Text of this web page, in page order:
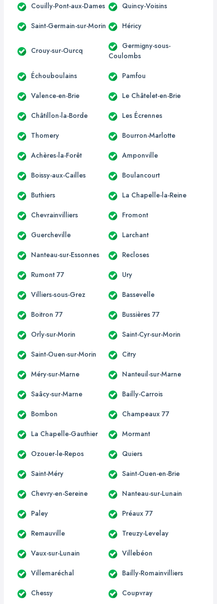
Couilly-Pont-aux-Dames Quincy-Voisins
Saint-Germain-sur-Morin Héricy
Crouy-sur-Ourcq
Germigny-sous-
Coulombs
Échouboulains Pamfou
Valence-en-Brie Le Châtelet-en-Brie
Châtillon-la-Borde Les Écrennes
Thomery Bourron-Marlotte
Achères-la-Forêt Amponville
Boissy-aux-Cailles Boulancourt
Buthiers La Chapelle-la-Reine
Chevrainvilliers Fromont
Guercheville Larchant
Nanteau-sur-Essonnes Recloses
Rumont 77 Ury
Villiers-sous-Grez Bassevelle
Boitron 77 Bussières 77
Orly-sur-Morin Saint-Cyr-sur-Morin
Saint-Ouen-sur-Morin Citry
Méry-sur-Marne Nanteuil-sur-Marne
Saâcy-sur-Marne Bailly-Carrois
Bombon Champeaux 77
La Chapelle-Gauthier Mormant
Ozouer-le-Repos Quiers
Saint-Méry Saint-Ouen-en-Brie
Chevry-en-Sereine Nanteau-sur-Lunain
Paley Préaux 77
Remauville Treuzy-Levelay
Vaux-sur-Lunain Villebéon
Villemaréchal Bailly-Romainvilliers
Chessy Coupvray